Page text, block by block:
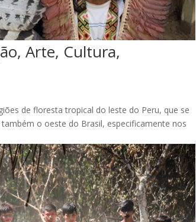
Arte, Cultura,
de floresta tropical do leste do Peru, que se
o oeste do Brasil, especificamente nos